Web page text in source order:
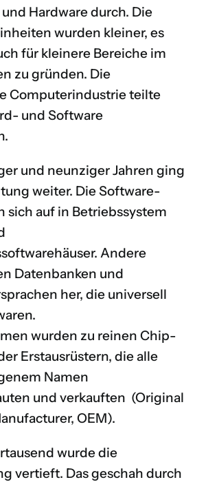
Hardware durch. Die
wurden kleiner, es
für kleinere Bereiche im
zu gründen. Die
Computerindustrie teilte
und Software
und neunziger Jahren ging
weiter. Die Software-
sich auf in Betriebssystem
Andere
Datenbanken und
her, die universell
wurden zu reinen Chip-
Erstausrüstern, die alle
Namen
und verkauften (Original
OEM).
wurde die
vertieft. Das geschah durch